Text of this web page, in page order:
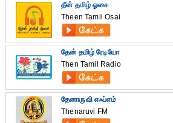
தீன் தமிழ் ஓசை
Theen Tamil Osai
தேன் தமிழ் ரேடியோ
Then Tamil Radio
தேனாருவி எஃப்எம்
Thenaruvi FM